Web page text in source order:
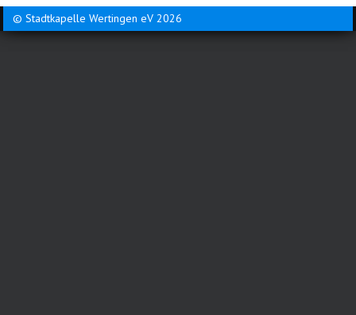
© Stadtkapelle Wertingen eV 2026